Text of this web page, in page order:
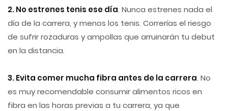
2. No estrenes tenis ese día. Nunca estrenes nada el
día de la carrera, y menos los tenis. Correrías el riesgo
de sufrir rozaduras y ampollas que arruinarán tu debut
en la distancia.
3. Evita comer mucha fibra antes de la carrera. No
es muy recomendable consumir alimentos ricos en
fibra en las horas previas a tu carrera, ya que